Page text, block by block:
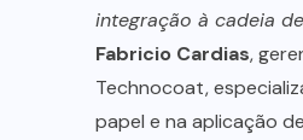
integração à cadeia
Fabricio Cardias,
Technocoat,
papel e na aplicação